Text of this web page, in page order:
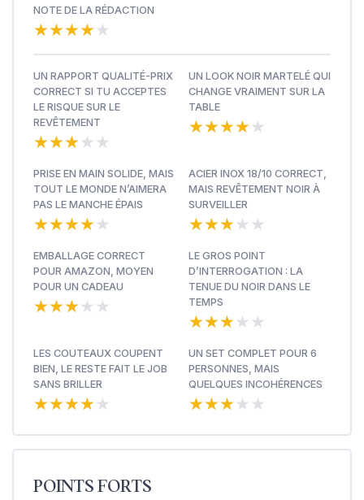
NOTE DE LA RÉDACTION
★★★★★
★★★★★
UN RAPPORT QUALITÉ-PRIX
CORRECT SI TU ACCEPTES
LE RISQUE SUR LE
REVÊTEMENT
★★★★★
★★★★★
UN LOOK NOIR MARTELÉ QUI
CHANGE VRAIMENT SUR LA
TABLE
★★★★★
★★★★★
PRISE EN MAIN SOLIDE, MAIS
TOUT LE MONDE N’AIMERA
PAS LE MANCHE ÉPAIS
★★★★★
★★★★★
ACIER INOX 18/10 CORRECT,
MAIS REVÊTEMENT NOIR À
SURVEILLER
★★★★★
★★★★★
EMBALLAGE CORRECT
POUR AMAZON, MOYEN
POUR UN CADEAU
★★★★★
★★★★★
LE GROS POINT
D’INTERROGATION : LA
TENUE DU NOIR DANS LE
TEMPS
★★★★★
★★★★★
LES COUTEAUX COUPENT
BIEN, LE RESTE FAIT LE JOB
SANS BRILLER
★★★★★
★★★★★
UN SET COMPLET POUR 6
PERSONNES, MAIS
QUELQUES INCOHÉRENCES
★★★★★
★★★★★
POINTS FORTS